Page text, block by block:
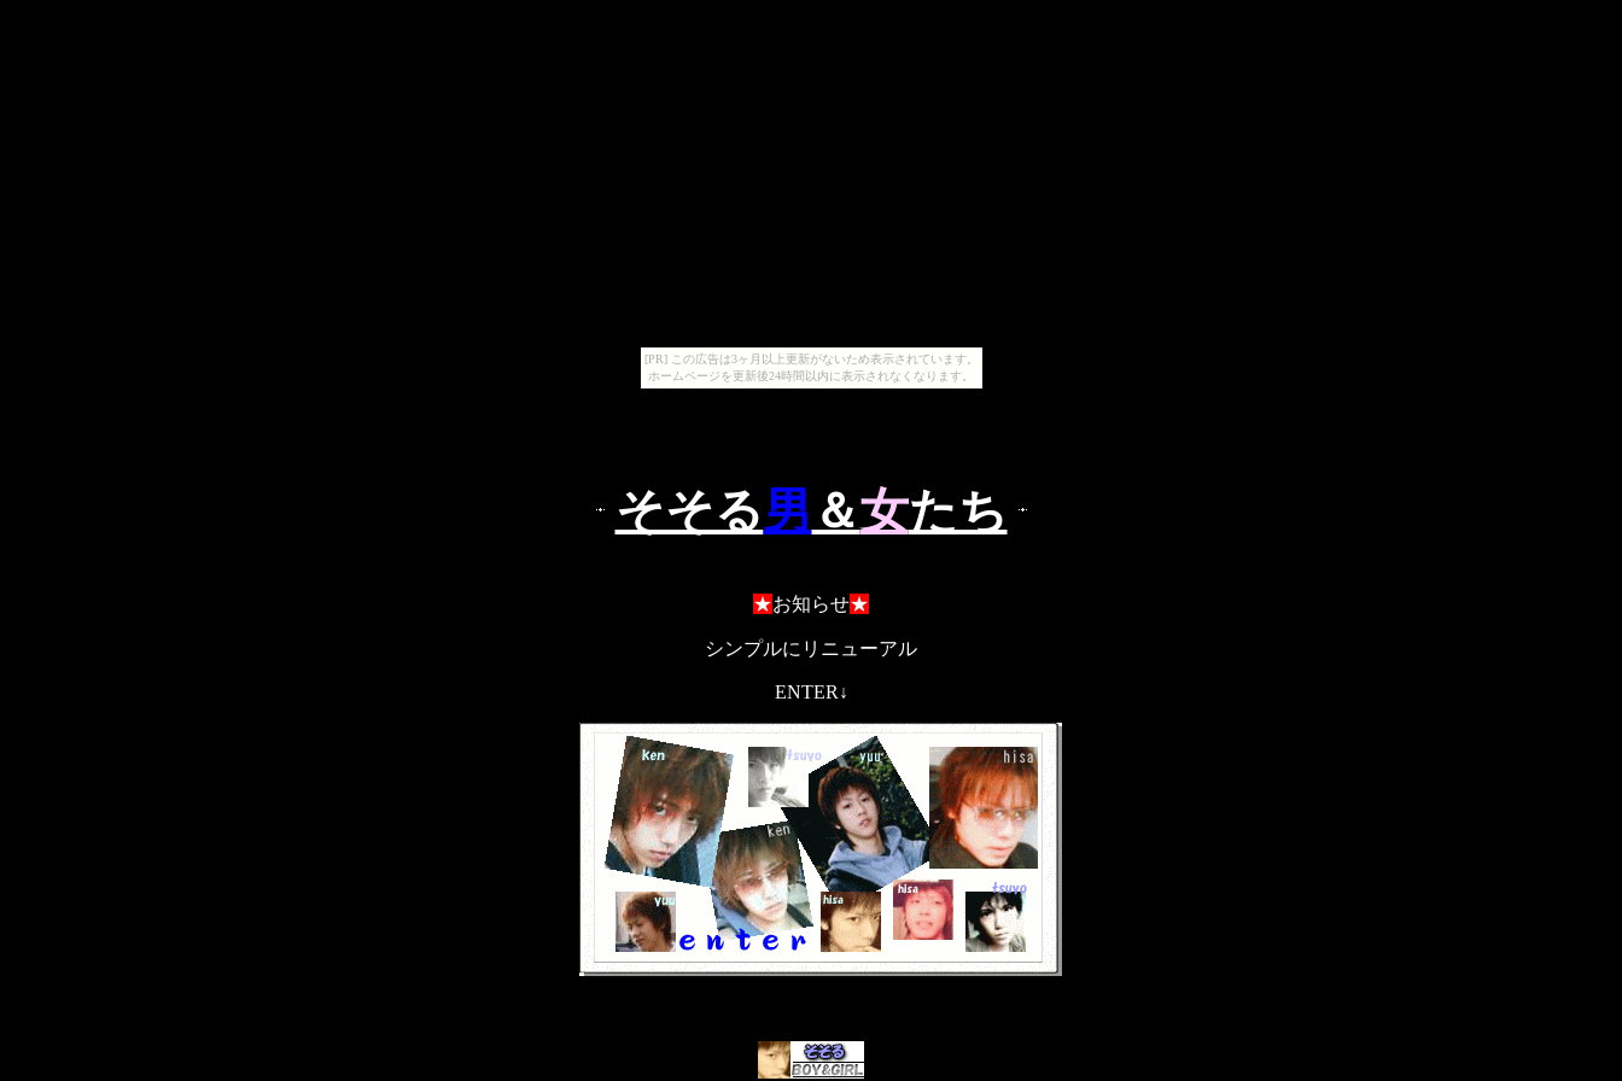
[PR] この広告は3ヶ月以上更新がないため表示されています。
ホームページを更新後24時間以内に表示されなくなります。
そそる男 ＆女たち
★お知らせ★
シンプルにリニューアル
ENTER↓